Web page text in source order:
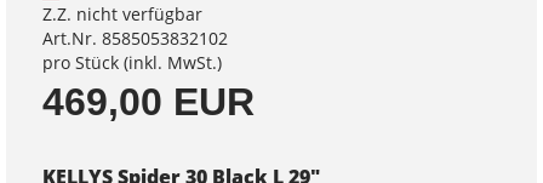
Z.Z. nicht verfügbar
Art.Nr. 8585053832102
pro Stück (inkl. MwSt.)
469,00 EUR
KELLYS Spider 30 Black L 29"